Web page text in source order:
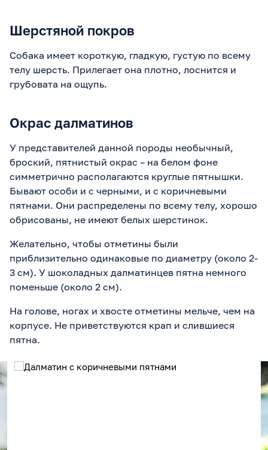
Шерстяной покров
Собака имеет короткую, гладкую, густую по всему
телу шерсть. Прилегает она плотно, лоснится и
грубовата на ощупь.
Окрас далматинов
У представителей данной породы необычный,
броский, пятнистый окрас – на белом фоне
симметрично располагаются круглые пятнышки.
Бывают особи и с черными, и с коричневыми
пятнами. Они распределены по всему телу, хорошо
обрисованы, не имеют белых шерстинок.
Желательно, чтобы отметины были
приблизительно одинаковые по диаметру (около 2-
3 см). У шоколадных далматинцев пятна немного
поменьше (около 2 см).
На голове, ногах и хвосте отметины мельче, чем на
корпусе. Не приветствуются крап и слившиеся
пятна.